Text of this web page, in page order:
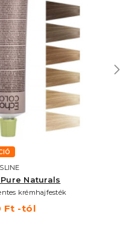
Naturals
krémhajfesték
Ft -tól